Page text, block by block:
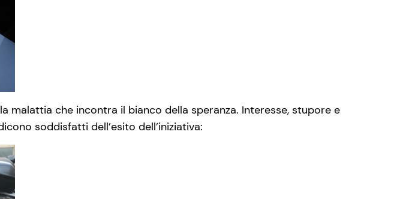
malattia che incontra il bianco della speranza. Interesse, stupore e
soddisfatti dell’esito dell’iniziativa: